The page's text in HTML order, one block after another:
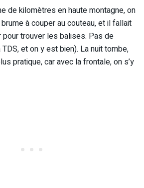
de kilomètres en haute montagne, on
brume à couper au couteau, et il fallait
trouver les balises. Pas de
et on y est bien). La nuit tombe,
pratique, car avec la frontale, on s’y